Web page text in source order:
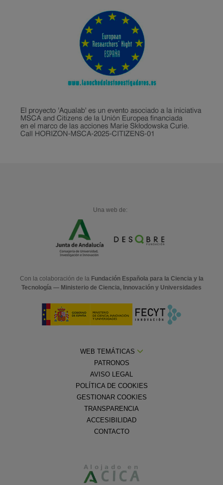
Una web de:
Con la colaboración de la Fundación Española para la Ciencia y la
Tecnología — Ministerio de Ciencia, Innovación y Universidades
WEB TEMÁTICAS
PATRONOS
AVISO LEGAL
POLÍTICA DE COOKIES
GESTIONAR COOKIES
TRANSPARENCIA
ACCESIBILIDAD
CONTACTO